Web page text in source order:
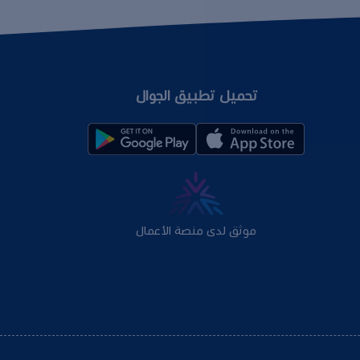
تحميل تطبيق الجوال
موثق لدى منصة الأعمال